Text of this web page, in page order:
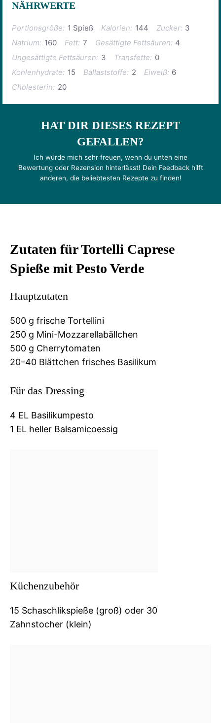
NÄHRWERTE
Portionsgröße: 1 Spieß Kalorien: 144 Zucker: 3
Natrium: 160 Fett: 7 Gesättigte Fettsäuren: 4
Ungesättigte Fettsäuren: 3 Transfette: 0
Kohlenhydrate: 15 Ballaststoffe: 2 Eiweiß: 6
Cholesterin: 20
HAT DIR DIESES REZEPT
GEFALLEN?
Ich würde mich sehr freuen, wenn du unten eine
Bewertung oder Rezension hinterlässt! Dein Feedback hilft
anderen, die beliebtesten Rezepte zu finden!
Zutaten für Tortelli Caprese
Spieße mit Pesto Verde
Hauptzutaten
500 g frische Tortellini
250 g Mini-Mozzarellabällchen
500 g Cherrytomaten
20–40 Blättchen frisches Basilikum
Für das Dressing
4 EL Basilikumpesto
1 EL heller Balsamicoessig
Küchenzubehör
15 Schaschlikspieße (groß) oder 30
Zahnstocher (klein)